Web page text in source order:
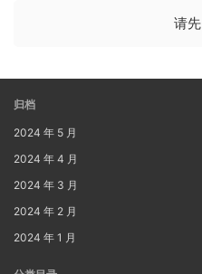
请先
归档
2024 年 5 月
2024 年 4 月
2024 年 3 月
2024 年 2 月
2024 年 1 月